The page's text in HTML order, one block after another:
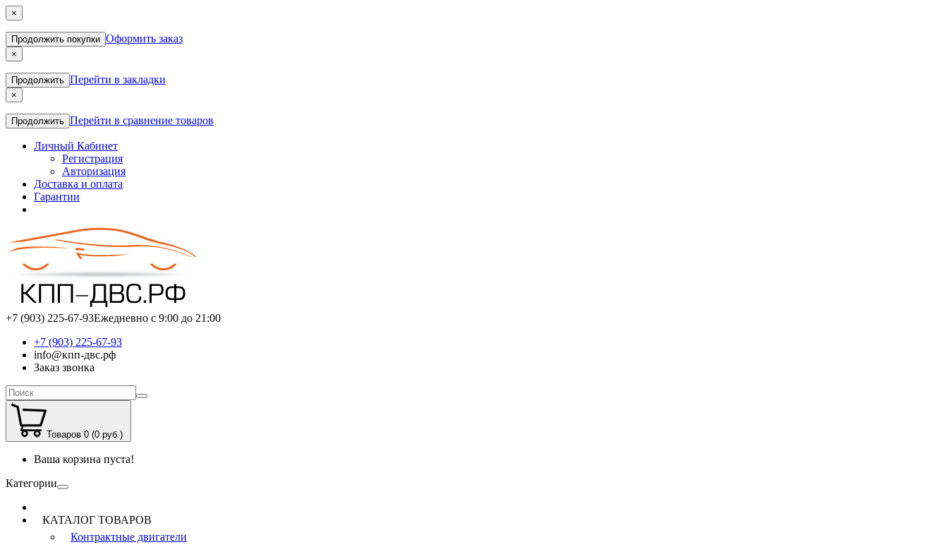
×
Продолжить покупки Оформить заказ
×
Продолжить Перейти в закладки
×
Продолжить Перейти в сравнение товаров
Личный Кабинет
Регистрация
Авторизация
Доставка и оплата
Гарантии
+7 (903) 225-67-93Ежедневно с 9:00 до 21:00
+7 (903) 225-67-93
info@кпп-двс.рф
Заказ звонка
Товаров 0 (0 руб.)
Ваша корзина пуста!
Категории
КАТАЛОГ ТОВАРОВ
Контрактные двигатели